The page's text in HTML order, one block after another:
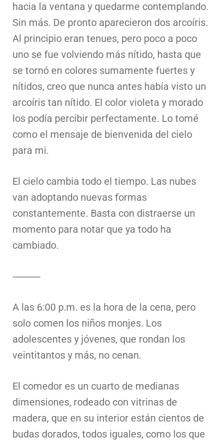
hacia la ventana y quedarme contemplando.
Sin más. De pronto aparecieron dos arcoíris.
Al principio eran tenues, pero poco a poco
uno se fue volviendo más nítido, hasta que
se tornó en colores sumamente fuertes y
nítidos, creo que nunca antes había visto un
arcoíris tan nítido. El color violeta y morado
los podía percibir perfectamente. Lo tomé
como el mensaje de bienvenida del cielo
para mi.
El cielo cambia todo el tiempo. Las nubes
van adoptando nuevas formas
constantemente. Basta con distraerse un
momento para notar que ya todo ha
cambiado.
⸻
A las 6:00 p.m. es la hora de la cena, pero
solo comen los niños monjes. Los
adolescentes y jóvenes, que rondan los
veintitantos y más, no cenan.
El comedor es un cuarto de medianas
dimensiones, rodeado con vitrinas de
madera, que en su interior están cientos de
budas dorados, todos iguales, como los que